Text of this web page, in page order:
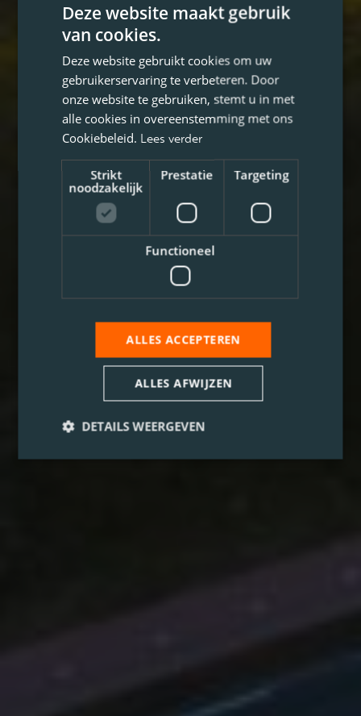
Deze website maakt gebruik
van cookies.
Deze website gebruikt cookies om uw
gebruikerservaring te verbeteren. Door
onze website te gebruiken, stemt u in met
alle cookies in overeenstemming met ons
Cookiebeleid. Lees verder
Strikt
noodzakelijk
Prestatie Targeting
Functioneel
ALLES ACCEPTEREN
ALLES AFWIJZEN
DETAILS WEERGEVEN